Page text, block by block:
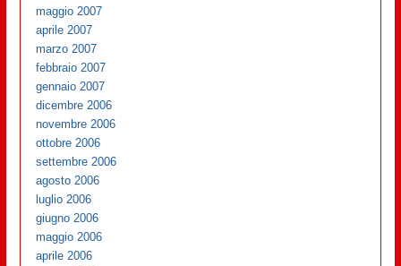
maggio 2007
aprile 2007
marzo 2007
febbraio 2007
gennaio 2007
dicembre 2006
novembre 2006
ottobre 2006
settembre 2006
agosto 2006
luglio 2006
giugno 2006
maggio 2006
aprile 2006